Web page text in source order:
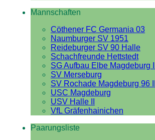
Mannschaften
Cöthener FC Germania 03
Naumburger SV 1951
Reideburger SV 90 Halle
Schachfreunde Hettstedt
SG Aufbau Elbe Magdeburg III
SV Merseburg
SV Rochade Magdeburg 96 II
USC Magdeburg
USV Halle II
VfL Gräfenhainichen
Paarungsliste